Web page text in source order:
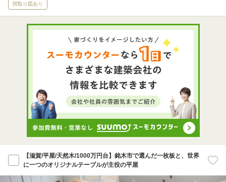
間取り図あり
【滋賀/平屋/天然木/1000万円台】銘木市で選んだ一枚板と、世界
に一つのオリジナルテーブルが主役の平屋